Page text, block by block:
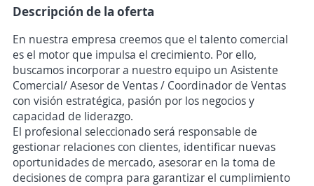
Descripción de la oferta
En nuestra empresa creemos que el talento comercial
es el motor que impulsa el crecimiento. Por ello,
buscamos incorporar a nuestro equipo un Asistente
Comercial/ Asesor de Ventas / Coordinador de Ventas
con visión estratégica, pasión por los negocios y
capacidad de liderazgo.
El profesional seleccionado será responsable de
gestionar relaciones con clientes, identificar nuevas
oportunidades de mercado, asesorar en la toma de
decisiones de compra para garantizar el cumplimiento